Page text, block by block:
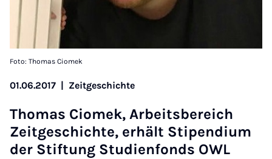
Foto: Thomas Ciomek
01.06.2017 | Zeitgeschichte
Thomas Ci­omek, Arbeits­bereich
Zeit­geschichte, er­hält Sti­pen­di­um
der Stif­tung Stud­i­en­fonds OWL